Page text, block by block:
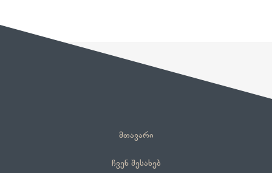
მთავარი
ჩვენ შესახებ